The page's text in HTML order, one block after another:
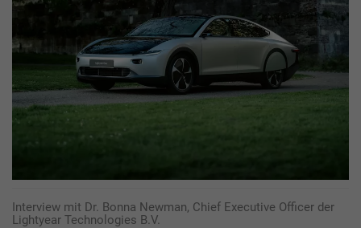
Interview mit Dr. Bonna Newman, Chief Executive Officer der
Lightyear Technologies B.V.